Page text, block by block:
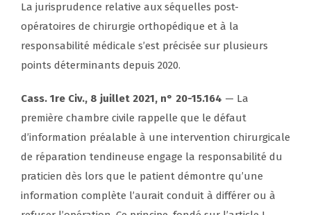
La jurisprudence relative aux séquelles post-
opératoires de chirurgie orthopédique et à la
responsabilité médicale s’est précisée sur plusieurs
points déterminants depuis 2020.
Cass. 1re Civ., 8 juillet 2021, n° 20-15.164 — La
première chambre civile rappelle que le défaut
d’information préalable à une intervention chirurgicale
de réparation tendineuse engage la responsabilité du
praticien dès lors que le patient démontre qu’une
information complète l’aurait conduit à différer ou à